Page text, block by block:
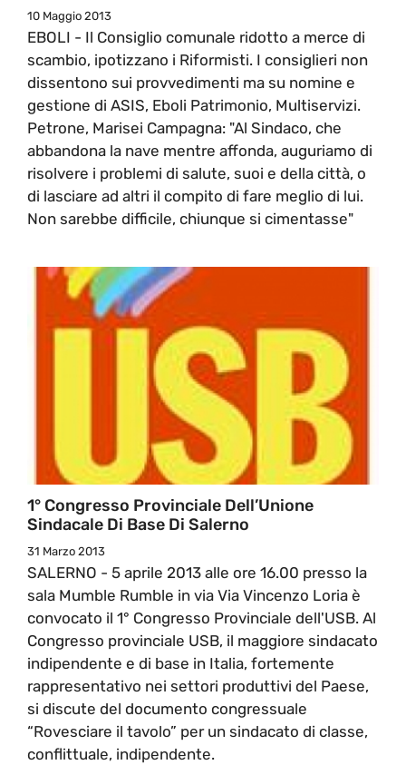
10 Maggio 2013
EBOLI - Il Consiglio comunale ridotto a merce di
scambio, ipotizzano i Riformisti. I consiglieri non
dissentono sui provvedimenti ma su nomine e
gestione di ASIS, Eboli Patrimonio, Multiservizi.
Petrone, Marisei Campagna: "Al Sindaco, che
abbandona la nave mentre affonda, auguriamo di
risolvere i problemi di salute, suoi e della città, o
di lasciare ad altri il compito di fare meglio di lui.
Non sarebbe difficile, chiunque si cimentasse"
1° Congresso Provinciale Dell’Unione
Sindacale Di Base Di Salerno
31 Marzo 2013
SALERNO - 5 aprile 2013 alle ore 16.00 presso la
sala Mumble Rumble in via Via Vincenzo Loria è
convocato il 1° Congresso Provinciale dell'USB. Al
Congresso provinciale USB, il maggiore sindacato
indipendente e di base in Italia, fortemente
rappresentativo nei settori produttivi del Paese,
si discute del documento congressuale
“Rovesciare il tavolo” per un sindacato di classe,
conflittuale, indipendente.